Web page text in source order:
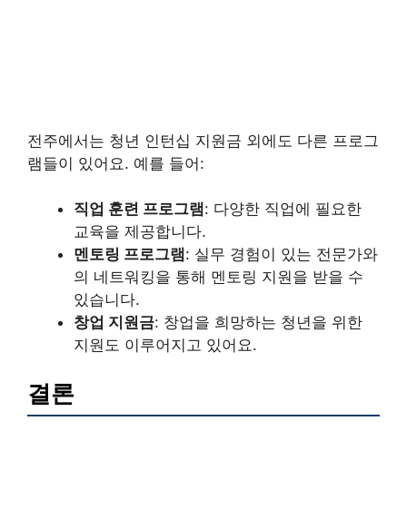
전주에서는 청년 인턴십 지원금 외에도 다른 프로그
램들이 있어요. 예를 들어:
직업 훈련 프로그램: 다양한 직업에 필요한
교육을 제공합니다.
멘토링 프로그램: 실무 경험이 있는 전문가와
의 네트워킹을 통해 멘토링 지원을 받을 수
있습니다.
창업 지원금: 창업을 희망하는 청년을 위한
지원도 이루어지고 있어요.
결론